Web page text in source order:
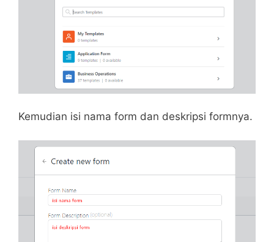
Kemudian isi nama form dan deskripsi formnya.